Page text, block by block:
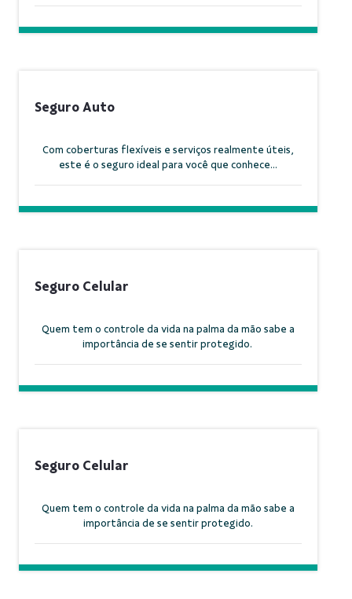
Seguro Auto
Com coberturas flexíveis e serviços realmente úteis,
este é o seguro ideal para você que conhece...
Seguro Celular
Quem tem o controle da vida na palma da mão sabe a
importância de se sentir protegido.
Seguro Celular
Quem tem o controle da vida na palma da mão sabe a
importância de se sentir protegido.